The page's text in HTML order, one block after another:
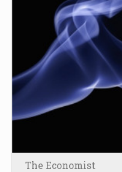
The Economist